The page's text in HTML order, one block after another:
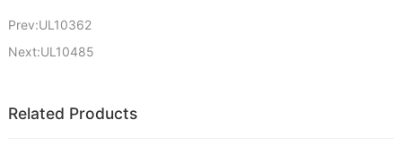
Prev:UL10362
Next:UL10485
Related Products